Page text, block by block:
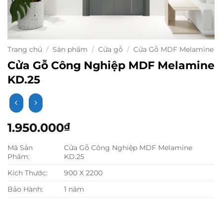
Trang chủ / Sản phẩm / Cửa gỗ / Cửa Gỗ MDF Melamine
Cửa Gỗ Công Nghiệp MDF Melamine
KD.25
1.950.000₫
Mã Sản
Phẩm:
Cửa Gỗ Công Nghiệp MDF Melamine
KD.25
Kích Thước:
900 X 2200
Bảo Hành:
1 năm